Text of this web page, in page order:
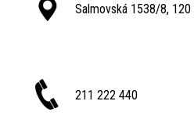
Salmovská 1538/8, 120
211 222 440